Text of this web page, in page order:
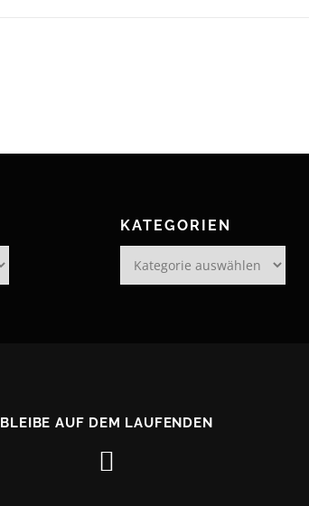
KATEGORIEN
BLEIBE AUF DEM LAUFENDEN